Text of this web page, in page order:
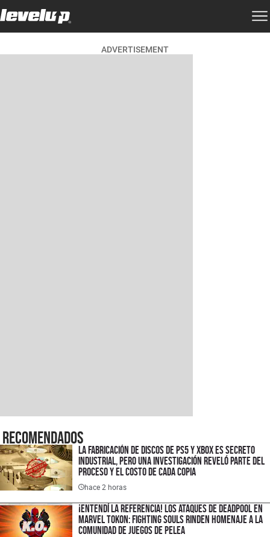
ADVERTISEMENT
Recomendados
La fabricación de discos de PS5 y XBOX es secreto
industrial, pero una investigación reveló parte del
proceso y el costo de cada copia
hace 2 horas
¡Entendí la referencia! Los ataques de Deadpool en
Marvel Tokon: Fighting Souls rinden homenaje a la
comunidad de juegos de pelea